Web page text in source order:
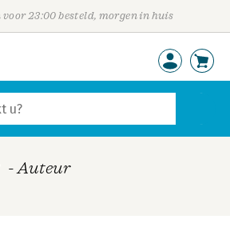
voor 23:00 besteld, morgen in huis
- Auteur